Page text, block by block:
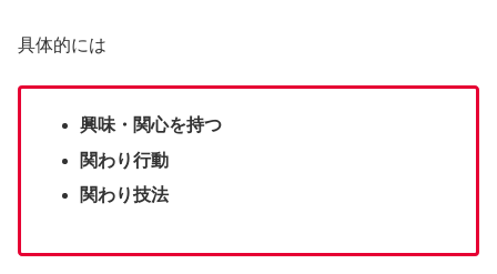
具体的には
興味・関心を持つ
関わり行動
関わり技法